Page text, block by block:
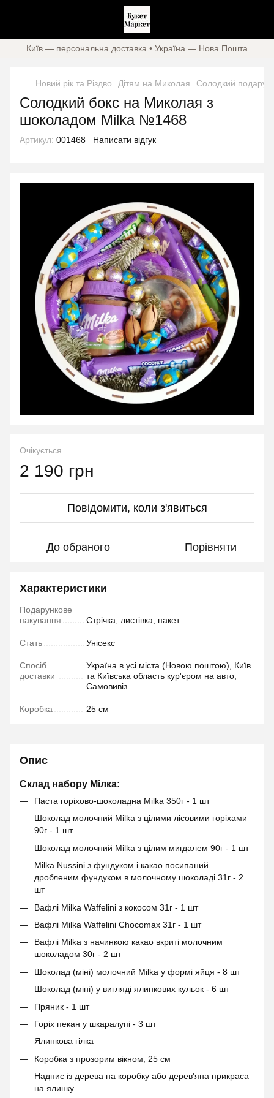
Київ — персональна доставка • Україна — Нова Пошта
Новий рік та Різдво Дітям на Миколая Солодкий
Солодкий бокс на Миколая з
шоколадом Milka №1468
Артикул: 001468 Написати відгук
Очікується
2 190 грн
Повідомити, коли з'явиться
До обраного Порівняти
Характеристики
Подарункове
пакування
Стрічка, листівка, пакет
Стать Унісекс
Спосіб
доставки
Україна в усі міста (Новою поштою), Київ
та Київська область кур'єром на авто,
Самовивіз
Коробка 25 см
Опис
Склад набору Мілка:
Паста горіхово-шоколадна Milka 350г - 1 шт
Шоколад молочний Milka з цілими лісовими горіхами
90г - 1 шт
Шоколад молочний Milka з цілим мигдалем 90г - 1 шт
Milka Nussini з фундуком і какао посипаний
дробленим фундуком в молочному шоколаді 31г - 2
шт
Вафлі Milka Waffelini з кокосом 31г - 1 шт
Вафлі Milka Waffelini Chocomax 31г - 1 шт
Вафлі Milka з начинкою какао вкриті молочним
шоколадом 30г - 2 шт
Шоколад (міні) молочний Milka у формі яйця - 8 шт
Шоколад (міні) у вигляді ялинкових кульок - 6 шт
Пряник - 1 шт
Горіх пекан у шкаралупі - 3 шт
Ялинкова гілка
Коробка з прозорим вікном, 25 см
Надпис із дерева на коробку або дерев'яна прикраса
на ялинку